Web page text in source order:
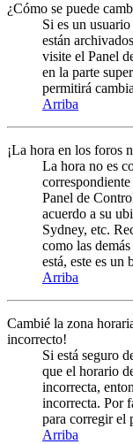
¿Cómo se puede
Si es un
están
visite el Panel
en la parte
permitirá
Arriba
¡La hora en los foros
La hora no es
Panel de
acuerdo a su
Sydney, etc.
como las
está, este es un
Arriba
Cambié la zona
incorrecto!
Si está seguro
que el horario
incorrecta,
incorrecta. Por
para corregir el
Arriba